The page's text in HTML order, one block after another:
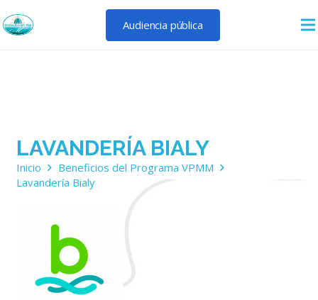
Audiencia pública
LAVANDERÍA BIALY
Inicio
Beneficios del Programa VPMM
Lavandería Bialy